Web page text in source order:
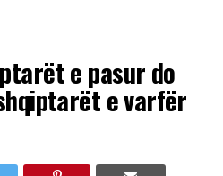
e pasur do
e varfër